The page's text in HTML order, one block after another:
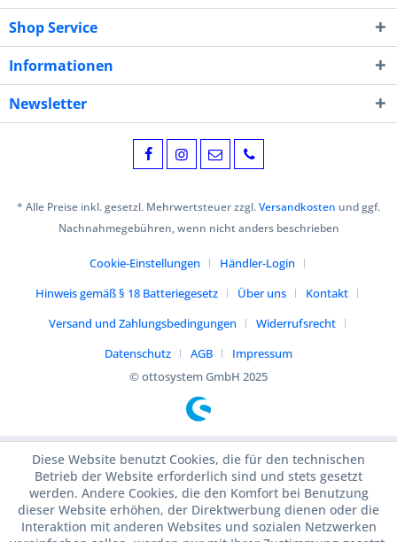
Shop Service
Informationen
Newsletter
* Alle Preise inkl. gesetzl. Mehrwertsteuer zzgl.Versandkosten und ggf.
Nachnahmegebühren, wenn nicht anders beschrieben
Cookie-Einstellungen
Händler-Login
Hinweis gemäß § 18 Batteriegesetz
Über uns
Kontakt
Versand und Zahlungsbedingungen
Widerrufsrecht
Datenschutz
AGB
Impressum
© ottosystem GmbH 2025
Diese Website benutzt Cookies, die für den technischen
Betrieb der Website erforderlich sind und stets gesetzt
werden. Andere Cookies, die den Komfort bei Benutzung
dieser Website erhöhen, der Direktwerbung dienen oder die
Interaktion mit anderen Websites und sozialen Netzwerken